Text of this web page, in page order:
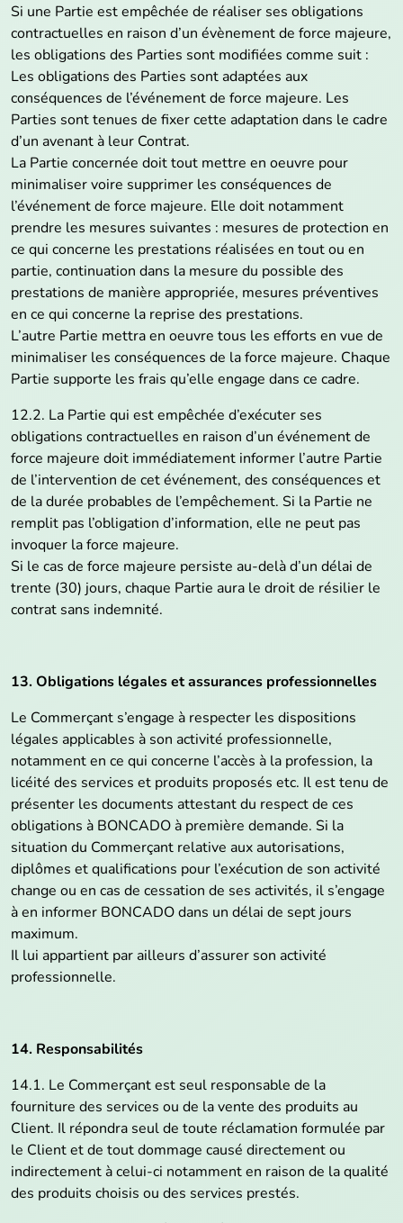
Si une Partie est empêchée de réaliser ses obligations
contractuelles en raison d’un évènement de force majeure,
les obligations des Parties sont modifiées comme suit :
Les obligations des Parties sont adaptées aux
conséquences de l’événement de force majeure. Les
Parties sont tenues de fixer cette adaptation dans le cadre
d’un avenant à leur Contrat.
La Partie concernée doit tout mettre en oeuvre pour
minimaliser voire supprimer les conséquences de
l’événement de force majeure. Elle doit notamment
prendre les mesures suivantes : mesures de protection en
ce qui concerne les prestations réalisées en tout ou en
partie, continuation dans la mesure du possible des
prestations de manière appropriée, mesures préventives
en ce qui concerne la reprise des prestations.
L’autre Partie mettra en oeuvre tous les efforts en vue de
minimaliser les conséquences de la force majeure. Chaque
Partie supporte les frais qu’elle engage dans ce cadre.
12.2. La Partie qui est empêchée d’exécuter ses
obligations contractuelles en raison d’un événement de
force majeure doit immédiatement informer l’autre Partie
de l’intervention de cet événement, des conséquences et
de la durée probables de l’empêchement. Si la Partie ne
remplit pas l’obligation d’information, elle ne peut pas
invoquer la force majeure.
Si le cas de force majeure persiste au-delà d’un délai de
trente (30) jours, chaque Partie aura le droit de résilier le
contrat sans indemnité.
13. Obligations légales et assurances professionnelles
Le Commerçant s’engage à respecter les dispositions
légales applicables à son activité professionnelle,
notamment en ce qui concerne l’accès à la profession, la
licéité des services et produits proposés etc. Il est tenu de
présenter les documents attestant du respect de ces
obligations à BONCADO à première demande. Si la
situation du Commerçant relative aux autorisations,
diplômes et qualifications pour l’exécution de son activité
change ou en cas de cessation de ses activités, il s’engage
à en informer BONCADO dans un délai de sept jours
maximum.
Il lui appartient par ailleurs d’assurer son activité
professionnelle.
14. Responsabilités
14.1. Le Commerçant est seul responsable de la
fourniture des services ou de la vente des produits au
Client. Il répondra seul de toute réclamation formulée par
le Client et de tout dommage causé directement ou
indirectement à celui-ci notamment en raison de la qualité
des produits choisis ou des services prestés.